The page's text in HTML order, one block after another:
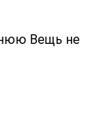
Bещь не